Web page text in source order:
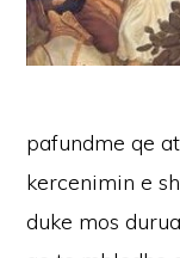
pafundme qe
kercenimin e
duke mos